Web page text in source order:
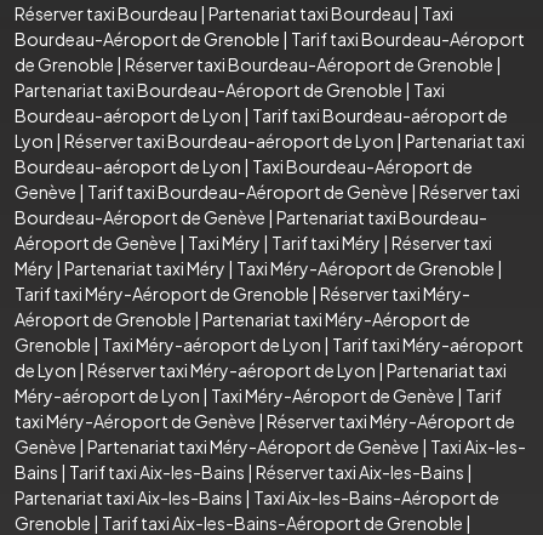
Réserver taxi Bourdeau | Partenariat taxi Bourdeau | Taxi
Bourdeau-Aéroport de Grenoble | Tarif taxi Bourdeau-Aéroport
de Grenoble | Réserver taxi Bourdeau-Aéroport de Grenoble |
Partenariat taxi Bourdeau-Aéroport de Grenoble | Taxi
Bourdeau-aéroport de Lyon | Tarif taxi Bourdeau-aéroport de
Lyon | Réserver taxi Bourdeau-aéroport de Lyon | Partenariat taxi
Bourdeau-aéroport de Lyon | Taxi Bourdeau-Aéroport de
Genève | Tarif taxi Bourdeau-Aéroport de Genève | Réserver taxi
Bourdeau-Aéroport de Genève | Partenariat taxi Bourdeau-
Aéroport de Genève | Taxi Méry | Tarif taxi Méry | Réserver taxi
Méry | Partenariat taxi Méry | Taxi Méry-Aéroport de Grenoble |
Tarif taxi Méry-Aéroport de Grenoble | Réserver taxi Méry-
Aéroport de Grenoble | Partenariat taxi Méry-Aéroport de
Grenoble | Taxi Méry-aéroport de Lyon | Tarif taxi Méry-aéroport
de Lyon | Réserver taxi Méry-aéroport de Lyon | Partenariat taxi
Méry-aéroport de Lyon | Taxi Méry-Aéroport de Genève | Tarif
taxi Méry-Aéroport de Genève | Réserver taxi Méry-Aéroport de
Genève | Partenariat taxi Méry-Aéroport de Genève | Taxi Aix-les-
Bains | Tarif taxi Aix-les-Bains | Réserver taxi Aix-les-Bains |
Partenariat taxi Aix-les-Bains | Taxi Aix-les-Bains-Aéroport de
Grenoble | Tarif taxi Aix-les-Bains-Aéroport de Grenoble |